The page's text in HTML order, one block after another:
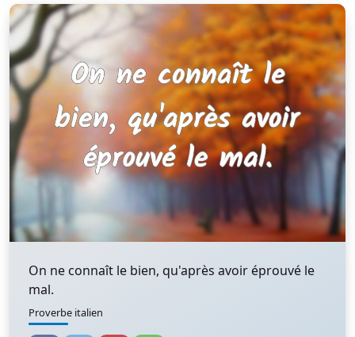
On ne connaît le bien, qu'après avoir éprouvé le
mal.
Proverbe italien